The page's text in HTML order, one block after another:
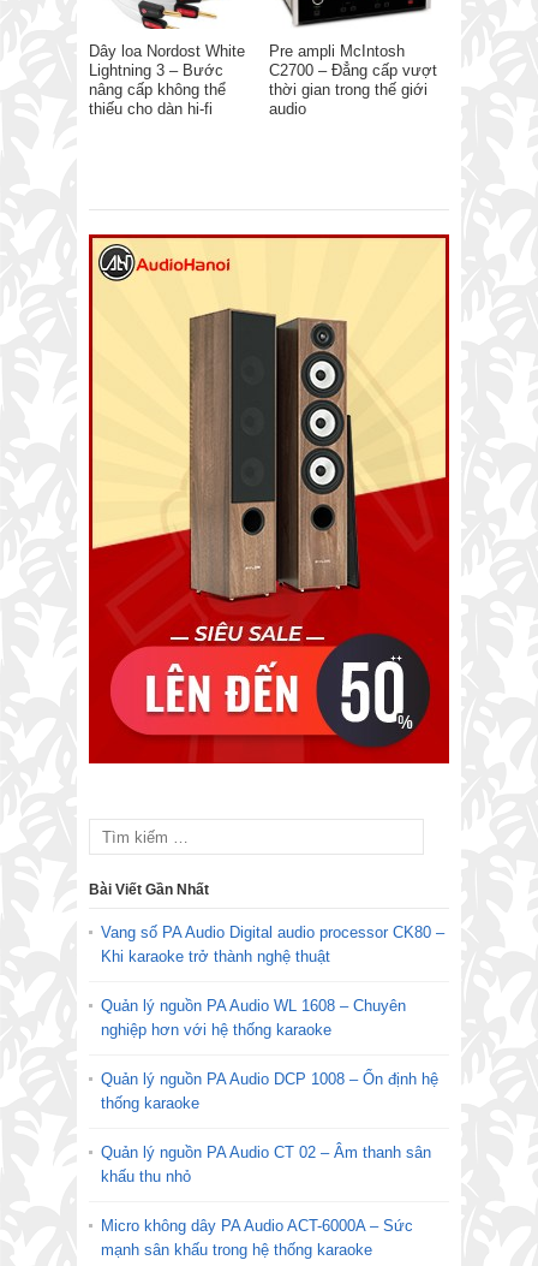
Dây loa Nordost White
Lightning 3 – Bước
nâng cấp không thể
thiếu cho dàn hi-fi
Pre ampli McIntosh
C2700 – Đẳng cấp vượt
thời gian trong thế giới
audio
Bài Viết Gần Nhất
Vang số PA Audio Digital audio processor CK80 –
Khi karaoke trở thành nghệ thuật
Quản lý nguồn PA Audio WL 1608 – Chuyên
nghiệp hơn với hệ thống karaoke
Quản lý nguồn PA Audio DCP 1008 – Ổn định hệ
thống karaoke
Quản lý nguồn PA Audio CT 02 – Âm thanh sân
khấu thu nhỏ
Micro không dây PA Audio ACT-6000A – Sức
mạnh sân khấu trong hệ thống karaoke